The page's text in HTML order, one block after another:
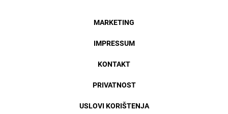
MARKETING
IMPRESSUM
KONTAKT
PRIVATNOST
USLOVI KORIŠTENJA